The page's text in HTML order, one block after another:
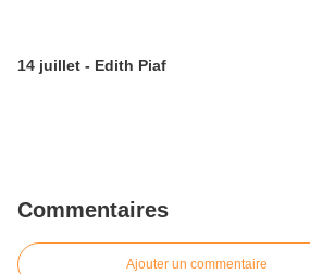
14 juillet - Edith Piaf
Commentaires
Ajouter un commentaire